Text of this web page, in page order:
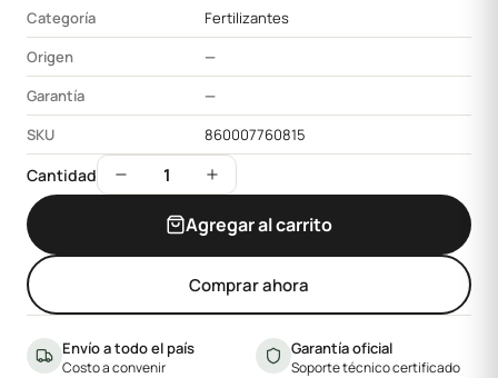
Categoría
Fertilizantes
Origen
—
Garantía
—
SKU
860007760815
Cantidad 1
Agregar al carrito
Comprar ahora
Envío a todo el país
Costo a convenir
Garantía oficial
Soporte técnico certificado